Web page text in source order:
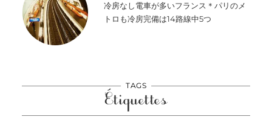
冷房なし電車が多いフランス＊パリのメ
トロも冷房完備は14路線中5つ
TAGS
Étiquettes